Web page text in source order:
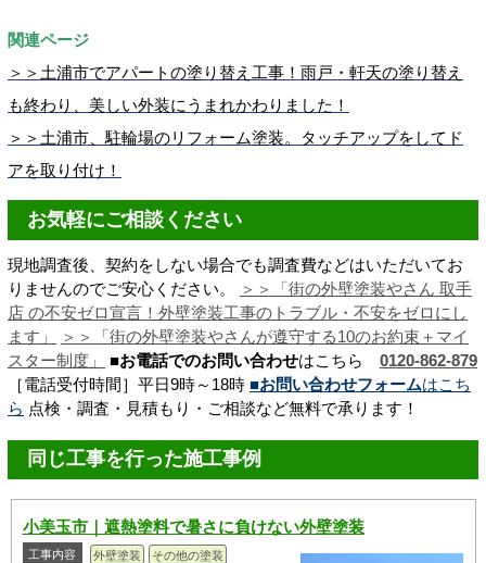
関連ページ
＞＞土浦市でアパートの塗り替え工事！雨戸・軒天の塗り替え
も終わり、美しい外装にうまれかわりました！
＞＞土浦市、駐輪場のリフォーム塗装。タッチアップをしてド
アを取り付け！
お気軽にご相談ください
現地調査後、契約をしない場合でも調査費などはいただいてお
りませんのでご安心ください。
＞＞「街の外壁塗装やさん 取手
店 の不安ゼロ宣言！ 外壁塗装工事のトラブル・不安をゼロにし
ます 」
＞＞「街の外壁塗装やさんが遵守する10のお約束＋マイ
スター制度」
■お電話でのお問い合わせはこちら
0120-862-879
［電話受付時間］平日9時～18時 ■お問い合わせフォームはこち
ら 点検・調査・見積もり・ご相談など無料で承ります！
同じ工事を行った施工事例
小美玉市｜遮熱塗料で暑さに負けない外壁塗装
工事内容 外壁塗装 その他の塗装